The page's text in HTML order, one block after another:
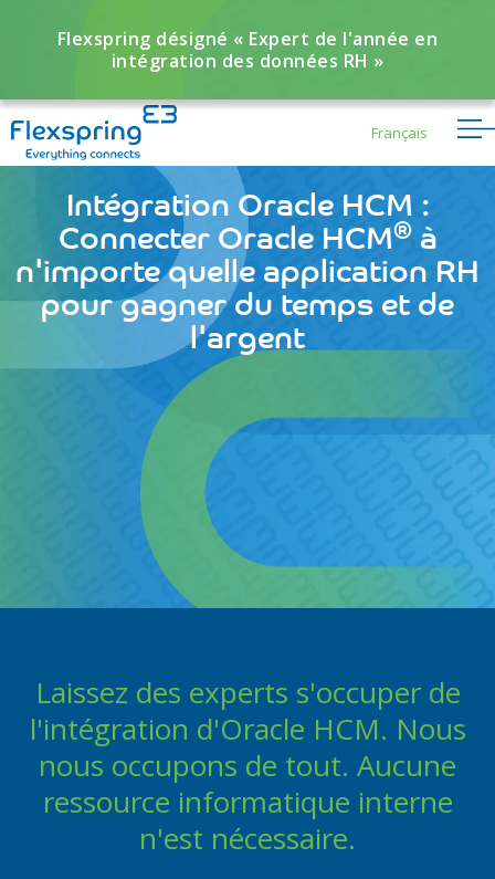
Flexspring désigné « Expert de l'année en
intégration des données RH »
Français
Intégration Oracle HCM :
Connecter Oracle HCM®à
n'importe quelle application RH
pour gagner du temps et de
l'argent
Laissez des experts s'occuper de
l'intégration d'Oracle HCM. Nous
nous occupons de tout. Aucune
ressource informatique interne
n'est nécessaire.
Flexbuddy
Powered by Flexspring